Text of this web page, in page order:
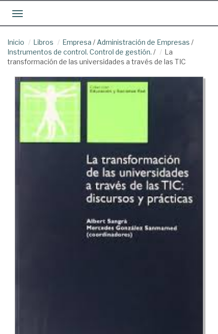
Toggle navigation
Inicio Libros Empresa / Administración de Empresas /
Instrumentos de control. Control de gestión. /
La
transformación de las universidades a través de las TIC